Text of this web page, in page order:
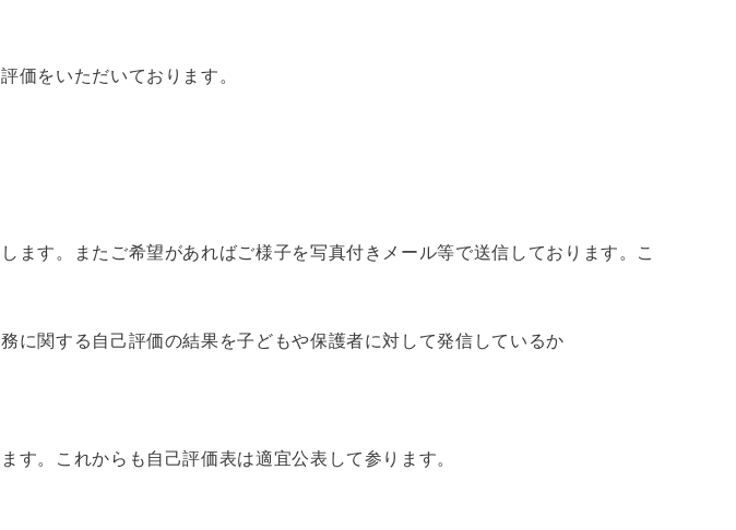
価をいただいております。
す。またご希望があればご様子を写真付きメール等で送信しております。こ
に関する自己評価の結果を子どもや保護者に対して発信しているか
。これからも自己評価表は適宜公表して参ります。